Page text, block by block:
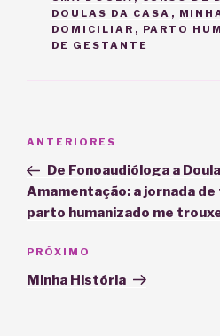
DOULAS DA CASA ,
DOMICILIAR , PARTO
DE GESTANTE
Post
Post
anterior
ANTERIORES
De Fonoaudióloga a
Amamentação: a jornada
parto humanizado me
Próximo
post
PRÓXIMO
Minha História